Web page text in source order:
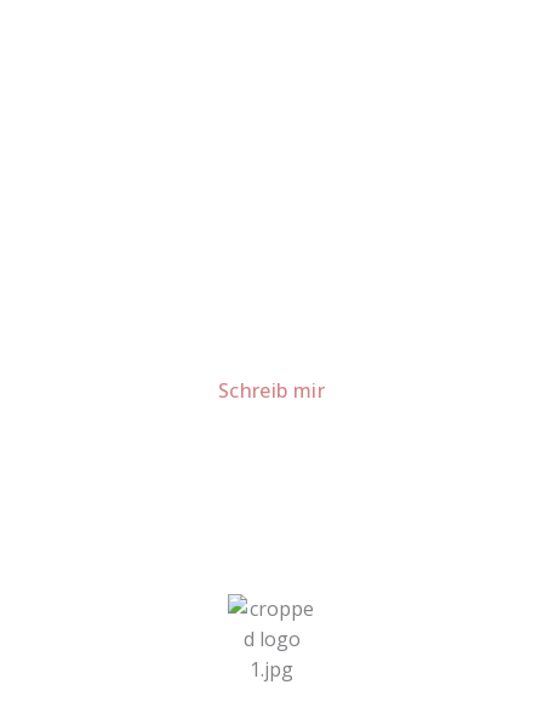
Schreib mir